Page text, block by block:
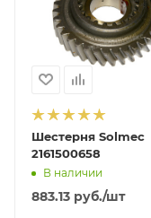
Шестерня Solmec
2161500658
В наличии
883.13 руб./шт